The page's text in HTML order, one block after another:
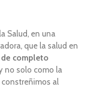
Salud, en una
que la salud en
completo
no solo como la
al